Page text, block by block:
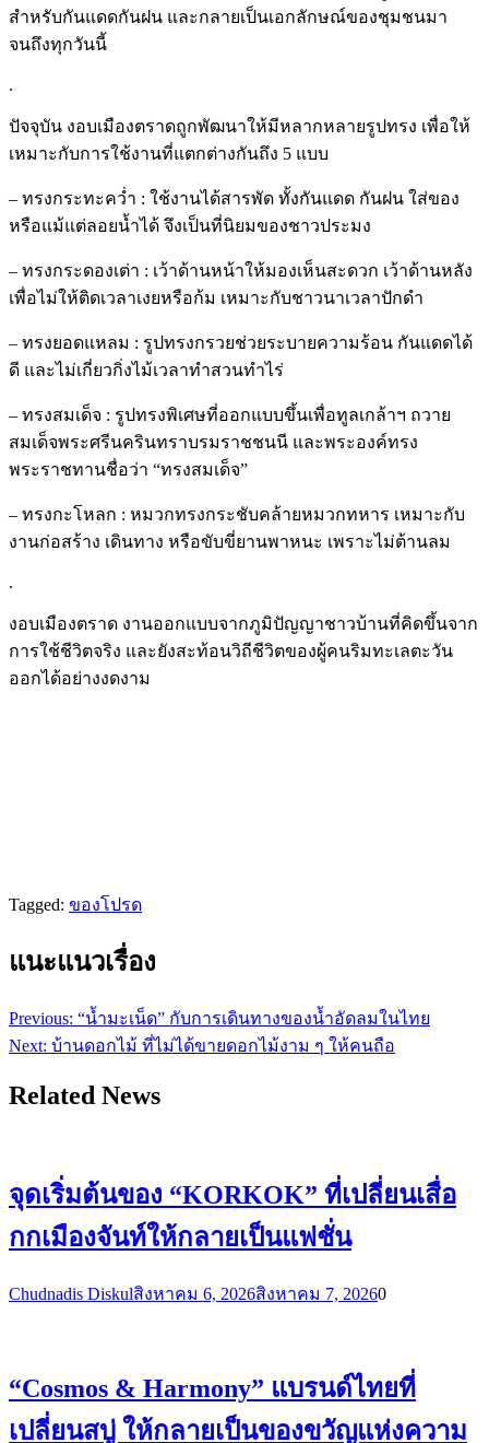
สำหรับกันแดดกันฝน และกลายเป็นเอกลักษณ์ของชุมชนมา
จนถึงทุกวันนี้
.
ปัจจุบัน งอบเมืองตราดถูกพัฒนาให้มีหลากหลายรูปทรง เพื่อให้
เหมาะกับการใช้งานที่แตกต่างกันถึง 5 แบบ
– ทรงกระทะคว่ำ : ใช้งานได้สารพัด ทั้งกันแดด กันฝน ใส่ของ
หรือแม้แต่ลอยน้ำได้ จึงเป็นที่นิยมของชาวประมง
– ทรงกระดองเต่า : เว้าด้านหน้าให้มองเห็นสะดวก เว้าด้านหลัง
เพื่อไม่ให้ติดเวลาเงยหรือก้ม เหมาะกับชาวนาเวลาปักดำ
– ทรงยอดแหลม : รูปทรงกรวยช่วยระบายความร้อน กันแดดได้
ดี และไม่เกี่ยวกิ่งไม้เวลาทำสวนทำไร่
– ทรงสมเด็จ : รูปทรงพิเศษที่ออกแบบขึ้นเพื่อทูลเกล้าฯ ถวาย
สมเด็จพระศรีนครินทราบรมราชชนนี และพระองค์ทรง
พระราชทานชื่อว่า “ทรงสมเด็จ”
– ทรงกะโหลก : หมวกทรงกระชับคล้ายหมวกทหาร เหมาะกับ
งานก่อสร้าง เดินทาง หรือขับขี่ยานพาหนะ เพราะไม่ต้านลม
.
งอบเมืองตราด งานออกแบบจากภูมิปัญญาชาวบ้านที่คิดขึ้นจาก
การใช้ชีวิตจริง และยังสะท้อนวิถีชีวิตของผู้คนริมทะเลตะวัน
ออกได้อย่างงดงาม
Tagged: ของโปรด
แนะแนวเรื่อง
Previous: “น้ำมะเน็ด” กับการเดินทางของน้ำอัดลมในไทย
Next: บ้านดอกไม้ ที่ไม่ได้ขายดอกไม้งาม ๆ ให้คนถือ
Related News
จุดเริ่มต้นของ “KORKOK” ที่เปลี่ยนเสื่อ
กกเมืองจันท์ให้กลายเป็นแฟชั่น
Chudnadis Diskulสิงหาคม 6, 2026สิงหาคม 7, 20260
“Cosmos & Harmony” แบรนด์ไทยที่
เปลี่ยนสบู่ ให้กลายเป็นของขวัญแห่งความ